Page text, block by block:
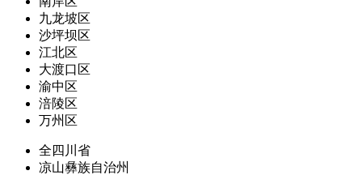
九龙坡区
沙坪坝区
江北区
大渡口区
渝中区
涪陵区
万州区
全四川省
凉山彝族自治州